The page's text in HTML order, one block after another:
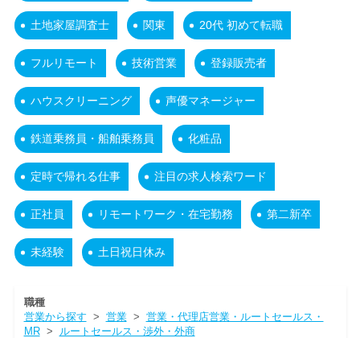
土地家屋調査士 関東 20代 初めて転職
フルリモート 技術営業 登録販売者
ハウスクリーニング 声優マネージャー
鉄道乗務員・船舶乗務員 化粧品
定時で帰れる仕事 注目の求人検索ワード
正社員 リモートワーク・在宅勤務 第二新卒
未経験 土日祝日休み
職種
営業から探す > 営業> 営業・代理店営業・ルートセールス・
MR> ルートセールス・渉外・外商